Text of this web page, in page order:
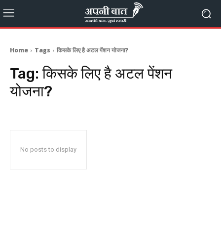
Home Tags किसके लिए है अटल पेंशन योजना?
Tag:किसके लिए है अटल पेंशन
योजना?
No posts to display